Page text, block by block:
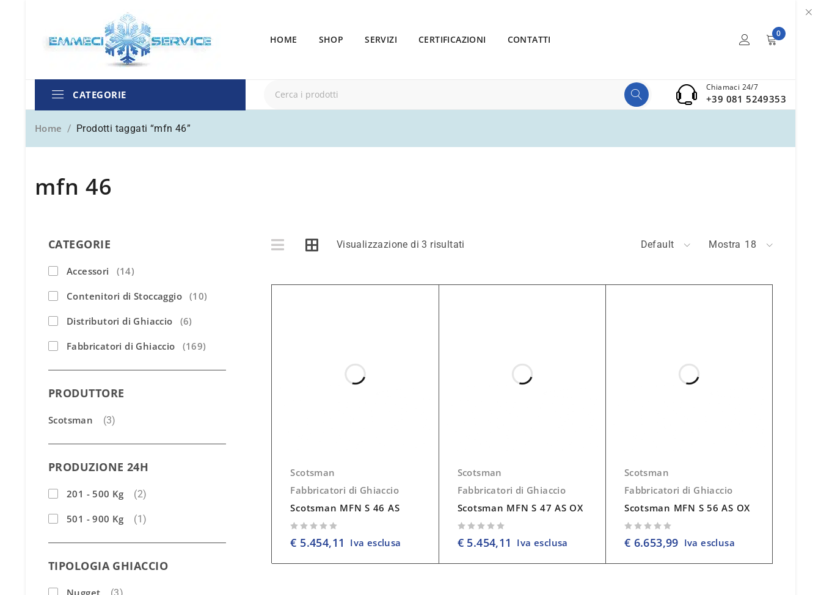
HOME SHOP SERVIZI CERTIFICAZIONI CONTATTI
0
CATEGORIE
Chiamaci 24/7
+39 081 5249353
mfn 46
Home / Prodotti taggati “mfn 46”
CATEGORIE
Accessori (14)
Contenitori di Stoccaggio (10)
Distributori di Ghiaccio (6)
Fabbricatori di Ghiaccio (169)
PRODUTTORE
Scotsman (3)
PRODUZIONE 24H
201 - 500 Kg (2)
501 - 900 Kg (1)
TIPOLOGIA GHIACCIO
Nugget
Visualizzazione di 3 risultati Default Mostra 18
Scotsman
Fabbricatori di Ghiaccio
Scotsman MFN S 46 AS
€ 5.454,11 Iva esclusa
Scotsman
Fabbricatori di Ghiaccio
Scotsman MFN S 47 AS OX
€5.454,11 Iva esclusa
Scotsman
Fabbricatori di Ghiaccio
Scotsman MFN S 56 AS OX
€ 6.653,99 Iva esclusa